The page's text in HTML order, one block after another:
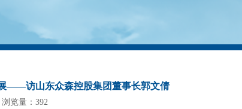
——访山东众森控股集团董事长郭文倩
浏览量：392